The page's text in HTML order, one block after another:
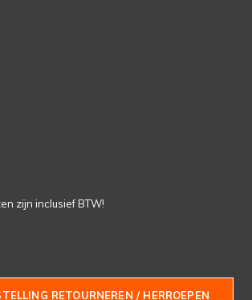
zijn inclusief BTW!
RETOURNEREN / HERROEPEN